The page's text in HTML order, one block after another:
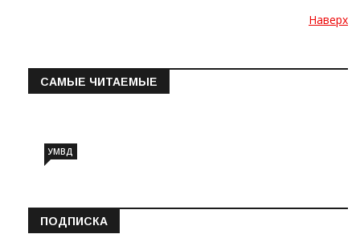
Наверх
САМЫЕ ЧИТАЕМЫЕ
УМВД
ПОДПИСКА